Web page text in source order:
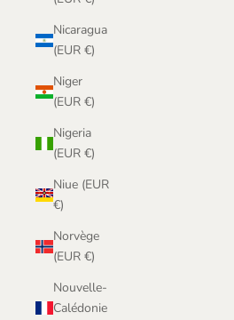
Nicaragua
(EUR €)
Niger
(EUR €)
Nigeria
(EUR €)
Niue (EUR
€)
Norvège
(EUR €)
Nouvelle-
Calédonie